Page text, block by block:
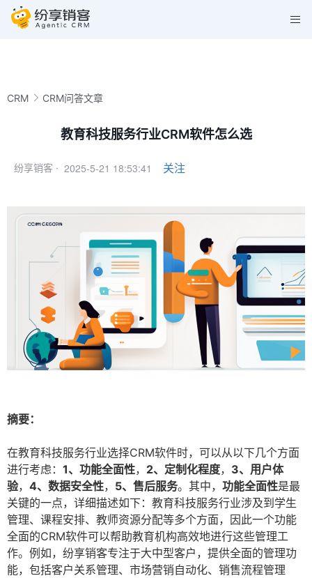
CRM CRM问答文章
教育科技服务行业CRM软件怎么选
纷享销客 · 2025-5-21 18:53:41 关注
摘要：
在教育科技服务行业选择CRM软件时，可以从以下几个方面
进行考虑： 1、功能全面性， 2、定制化程度， 3、用户体
验， 4、数据安全性， 5、售后服务。其中， 功能全面性是最
关键的一点，详细描述如下：教育科技服务行业涉及到学生
管理、课程安排、教师资源分配等多个方面，因此一个功能
全面的CRM软件可以帮助教育机构高效地进行这些管理工
作。例如，纷享销客专注于大中型客户，提供全面的管理功
能，包括客户关系管理、市场营销自动化、销售流程管理